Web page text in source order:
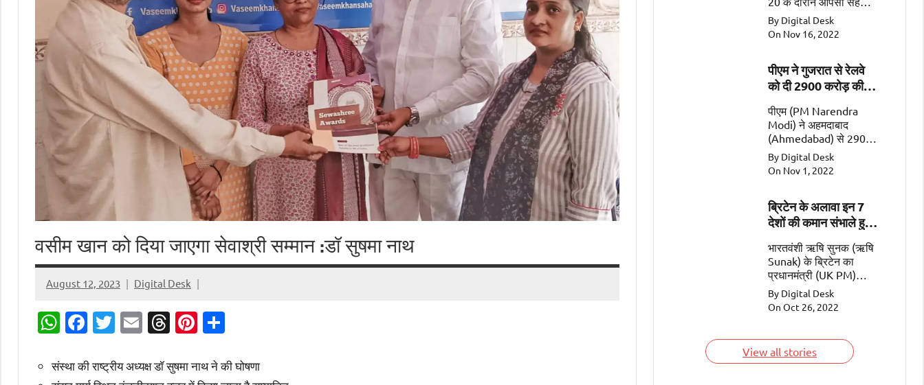
वसीम खान को दिया जाएगा सेवाश्री सम्मान :डॉ सुषमा नाथ
August 12, 2023 Digital Desk
WhatsApp
Facebook
Twitter
EmailThreads
Pinterest
संस्था की राष्ट्रीय अध्यक्ष डॉ सुषमा नाथ ने की घोषणा
के महत्वपूर्ण क्षेत्रों जैसे कि
व्यापार, गतिशीलता, रक्षा और
सुरक्षा पर चर्चा की
By Digital Desk
On Nov 16, 2022
पीएम ने गुजरात से रेलवे
को दी 2900 करोड़ की
पीएम (PM Narendra
Modi) ने अहमदाबाद
(Ahmedabad) से 2900
करोड़ की 2 रेल
परियोजनाओं (Railway
Projects worth Rs
समर्पित।
By Digital Desk
On Nov 1, 2022
ब्रिटेन के अलावा इन 7
देशों की कमान संभाले हुए
भारतवंशी ऋषि सुनक (ऋषि
Sunak) के ब्रिटेन का
प्रधानमंत्री (UK PM)
बनना एक ऐतिहासिक पल
है। इसके अलावा सात ऐसे
देश हैं जिन्हें भारतवंशी चला
भारतवंशियों के बारे में।
By Digital Desk
On Oct 26, 2022
View all stories